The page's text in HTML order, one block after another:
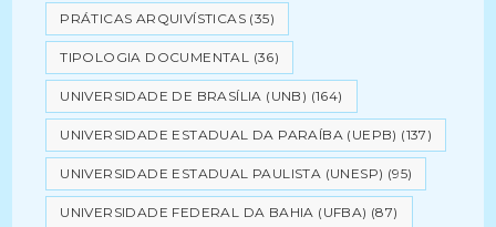
PRÁTICAS ARQUIVÍSTICAS (35)
TIPOLOGIA DOCUMENTAL (36)
UNIVERSIDADE DE BRASÍLIA (UNB) (164)
UNIVERSIDADE ESTADUAL DA PARAÍBA (UEPB) (137)
UNIVERSIDADE ESTADUAL PAULISTA (UNESP) (95)
UNIVERSIDADE FEDERAL DA BAHIA (UFBA) (87)